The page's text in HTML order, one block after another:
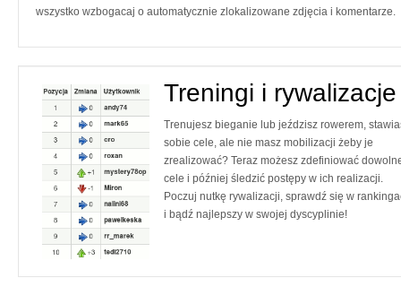
wszystko wzbogacaj o automatycznie zlokalizowane zdjęcia i komentarze.
Treningi i rywalizacje
Trenujesz bieganie lub jeździsz rowerem,
sobie cele, ale nie masz mobilizacji żeby je
zrealizować? Teraz możesz zdefiniować
cele i później śledzić postępy w ich realizacji.
Poczuj nutkę rywalizacji, sprawdź się w
i bądź najlepszy w swojej dyscyplinie!